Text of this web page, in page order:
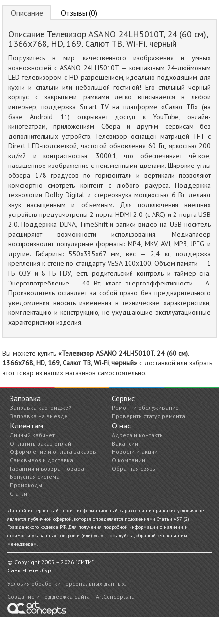
Описание Отзывы (0)
Описание Телевизор ASANO 24LH5010T, 24 (60 см),
1366x768, HD, 169, Салют ТВ, Wi-Fi, черный
Погрузитесь в мир качественного изображения и умных
возможностей с ASANO 24LH5010T — компактным 24-дюймовым
LED-телевизором с HD-разрешением, идеально подходящим для
кухни и спальни или небольшой гостиной! Его стильный черный
корпус с закрытыми рамками легко вписывается в любой
интерьер, поддержка Smart TV на платформе «Салют ТВ» (на
базе Android 11) открывает доступ к YouTube, онлайн-
кинотеатрам, приложениям Сбера и другим сервисам без
дополнительных устройств. Телевизор оснащён матрицей TFT с
Direct LED-подсветкой, частотой обновления 60 Гц, яркостью 200
кд/м2 и контрастностью 3000:1, что обеспечивает чёткое,
насыщенное изображение с неизменными цветами. Широкие углы
обзора 178 градусов по горизонтали и вертикали позволяют
комфортно смотреть контент с любого ракурса. Поддержка
технологии Dolby Digital и стереозвука мощностью 6 Вт делают
звук насыщенным и объемным. Для подключения внешних
устройств предусмотрены 2 порта HDMI 2.0 (с ARC) и 2 порта USB
2.0. Поддержка DLNA, TimeShift и записи видео на USB носитель
расширяют возможности использования. Медиаплеер
воспроизводит популярные форматы: MP4, MKV, AVI, MP3, JPEG и
другие. Габариты: 550х335х67 мм, вес — 2,4 кг, поддержка
крепления к стене по стандарту VESA 100х100. Объём памяти — 1
ГБ ОЗУ и 8 ГБ ПЗУ, есть родительский контроль и таймер сна.
Энергопотребление — 40 Вт, класс энергоэффективности — А.
Производитель оставляет за собой право без предварительного
уведомления вносить изменения в технические характеристики,
комплектацию и конструкцию, не ухудшающие эксплуатационные
характеристики изделия.
Вы можете купить «Телевизор ASANO 24LH5010T, 24 (60 см),
1366x768, HD, 169, Салют ТВ, Wi-Fi, черный» с доставкой или забрать
этот товар из наших магазинов самостоятельно.
Заправка
Заправка картриджей
Заправка на выезде
Сервис
Ремонт и обслуживание
Проверить статус ремонта
Клиентам
Личный кабинет
Оплатить заказ онлайн
Оформление и оплата заказов
Самовывоз и доставка
Гарантия и возврат товара
Бонусная система
Промокоды
Статьи
О нас
Адреса и контакты
Вакансии
Новости и акции
О компании
Обратная связь
Данный интернет-сайт носит информационный характер и ни при каких условиях не
является публичной офертой, которая определяется положениями Статьи 437 (2)
Гражданского кодекса РФ. Для получения подробной информации о наличии и
стоимости указанных товаров и (или) услуг, пожалуйста, обращайтесь к нашим
менеджерам.
© Copyright 2005 – 2026 "СИТИ"
Санкт-Петербург
Условия обработки персональных данных.
Создание и поддержка сайта – ArtConcepts.ru